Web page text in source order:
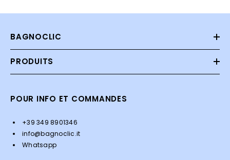
BAGNOCLIC
PRODUITS
POUR INFO ET COMMANDES
+39 349 8901346
info@bagnoclic.it
Whatsapp